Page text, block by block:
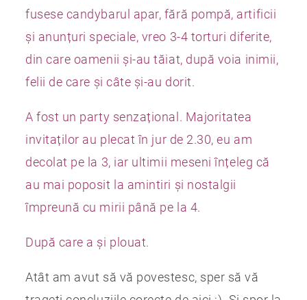
fusese candybarul apar, fără pompă, artificii
și anunțuri speciale, vreo 3-4 torturi diferite,
din care oamenii și-au tăiat, după voia inimii,
felii de care și câte și-au dorit.
A fost un party senzațional. Majoritatea
invitaților au plecat în jur de 2.30, eu am
decolat pe la 3, iar ultimii meseni înțeleg că
au mai poposit la amintiri și nostalgii
împreună cu mirii până pe la 4.
După care a și plouat.
Atât am avut să vă povestesc, sper să vă